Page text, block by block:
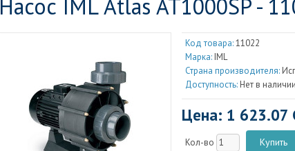
Насос IML Atlas AT1000SP -
Код товара:11022
Марка: IML
Страна производителя:
Доступность: Нет в наличии
Цена: 1 623.07
Кол-во